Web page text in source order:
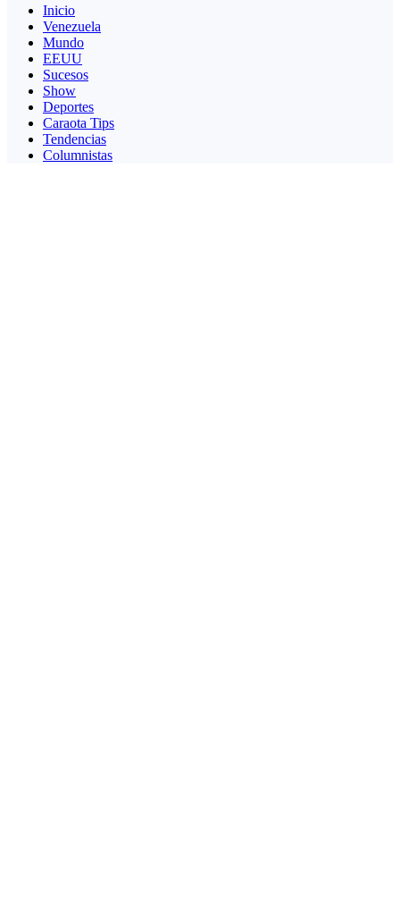
Inicio
Venezuela
Mundo
EEUU
Sucesos
Show
Deportes
Caraota Tips
Tendencias
Columnistas